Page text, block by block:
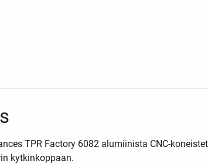
TPR Factory 6082 alumiinista CNC-
kytkinkoppaan.